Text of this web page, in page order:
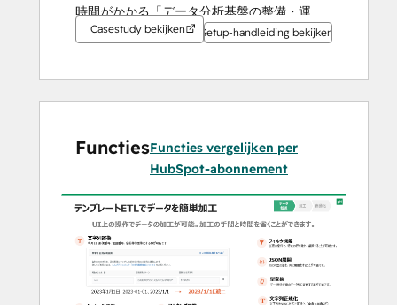
時間がかかる「データ分析基盤の整備・運
用」は、私たちの仕事です。すべてのデータ
るように。
Casestudy bekijken Setup-handleiding bekijken
FunctiesFuncties vergelijken per
HubSpot-abonnement